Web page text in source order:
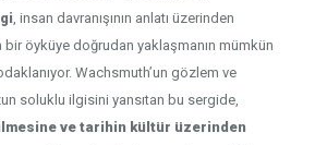
, insan davranışının anlatı üzerinden
bir öyküye doğrudan yaklaşmanın mümkün
Wachsmuth’un gözlem ve
soluklu ilgisini yansıtan bu sergide,
ve tarihin kültür üzerinden